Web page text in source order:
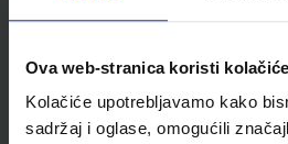
Ova web-stranica koristi kolačiće
Kolačiće upotrebljavamo kako
sadržaj i oglase, omogućili
Vrsta škole
3
Nastavni predmet
Reg br min